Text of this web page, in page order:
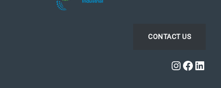
CONTACT US